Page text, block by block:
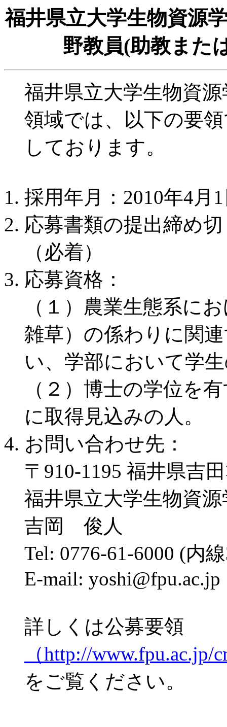
福井県立大学生物資源
野教員(助教また
福井県立大学生物資
領域では、以下の要
しております。
採用年月：2010年4月
応募書類の提出締め
（必着）
応募資格：
（１）農業生態系に
雑草）の係わりに関
い、学部において学
（２）博士の学位を
に取得見込みの人。
お問い合わせ先：
〒910-1195 福井県吉
福井県立大学生物資源
吉岡 俊人
Tel: 0776-61-6000 (内
E-mail: yoshi@fpu.ac.jp
詳しくは公募要領
（http://www.fpu.ac.jp/
をご覧ください。